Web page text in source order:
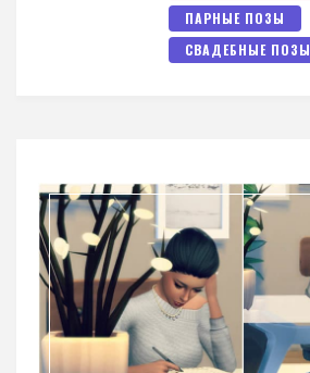
ПАРНЫЕ ПОЗЫ
СВАДЕБНЫЕ ПОЗЫ